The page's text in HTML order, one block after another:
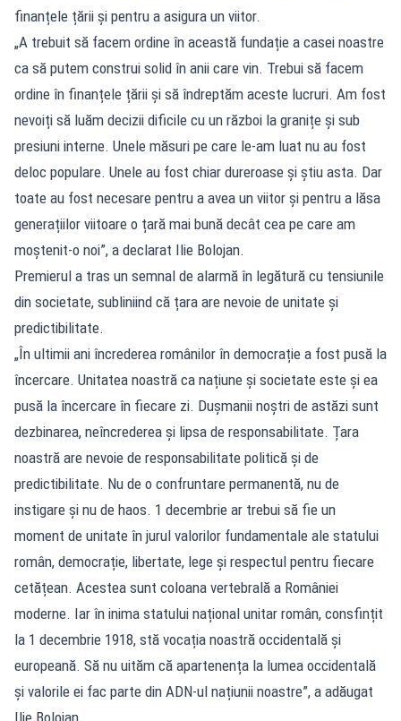
finanțele țării și pentru a asigura un viitor.
„A trebuit să facem ordine în această fundație a casei noastre
ca să putem construi solid în anii care vin. Trebui să facem
ordine în finanțele țării și să îndreptăm aceste lucruri. Am fost
nevoiți să luăm decizii dificile cu un război la granițe și sub
presiuni interne. Unele măsuri pe care le-am luat nu au fost
deloc populare. Unele au fost chiar dureroase și știu asta. Dar
toate au fost necesare pentru a avea un viitor și pentru a lăsa
generațiilor viitoare o țară mai bună decât cea pe care am
moștenit-o noi”, a declarat Ilie Bolojan.
Premierul a tras un semnal de alarmă în legătură cu tensiunile
din societate, subliniind că țara are nevoie de unitate și
predictibilitate.
„În ultimii ani încrederea românilor în democrație a fost pusă la
încercare. Unitatea noastră ca națiune și societate este și ea
pusă la încercare în fiecare zi. Dușmanii noștri de astăzi sunt
dezbinarea, neîncrederea și lipsa de responsabilitate. Țara
noastră are nevoie de responsabilitate politică și de
predictibilitate. Nu de o confruntare permanentă, nu de
instigare și nu de haos. 1 decembrie ar trebui să fie un
moment de unitate în jurul valorilor fundamentale ale statului
român, democrație, libertate, lege și respectul pentru fiecare
cetățean. Acestea sunt coloana vertebrală a României
moderne. Iar în inima statului național unitar român, consfințit
la 1 decembrie 1918, stă vocația noastră occidentală și
europeană. Să nu uităm că apartenența la lumea occidentală
și valorile ei fac parte din ADN-ul națiunii noastre”, a adăugat
Ilie Bolojan.